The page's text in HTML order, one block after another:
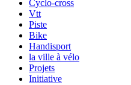
Cyclo-cross
Vtt
Piste
Bike
Handisport
la ville à vélo
Projets
Initiative